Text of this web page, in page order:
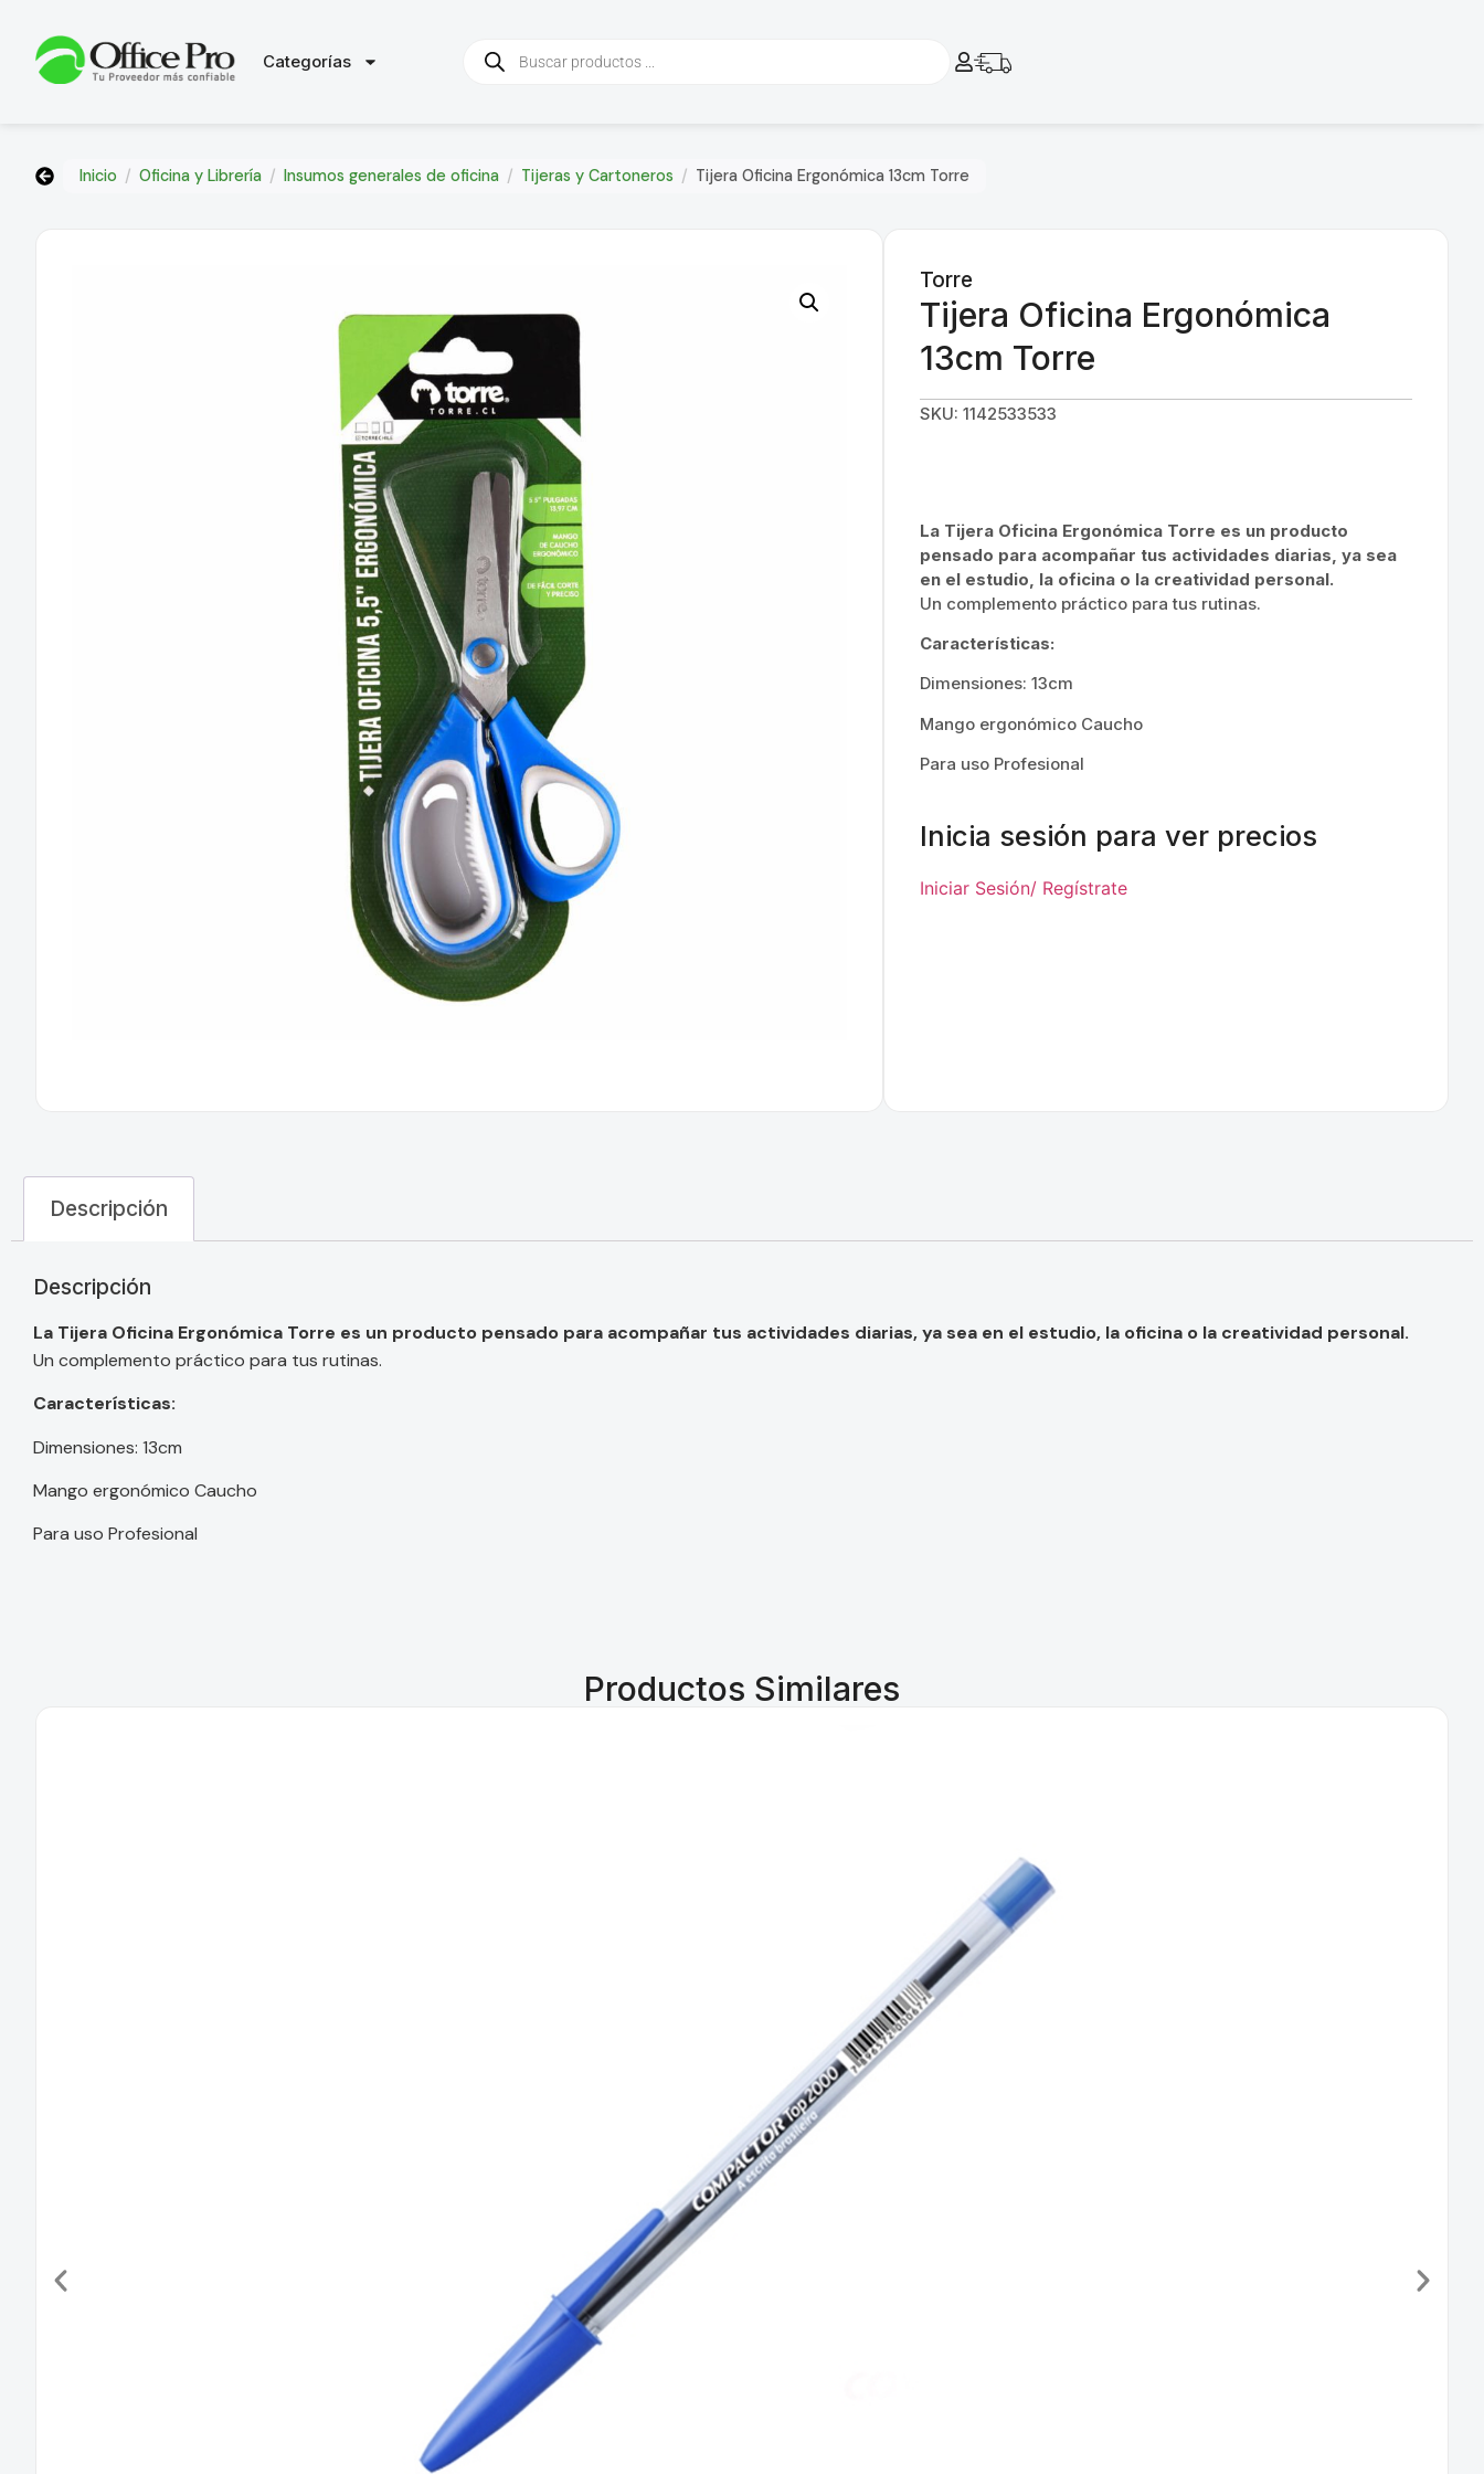
Categorías
Inicio / Oficina y Librería / Insumos generales de oficina / Tijeras y Cartoneros / Tijera Oficina Ergonómica 13cm Torre
Torre
Tijera Oficina Ergonómica
13cm Torre
SKU: 1142533533
La Tijera Oficina Ergonómica Torre es un producto
pensado para acompañar tus actividades diarias, ya sea
en el estudio, la oficina o la creatividad personal.
Un complemento práctico para tus rutinas.
Características:
Dimensiones: 13cm
Mango ergonómico Caucho
Para uso Profesional
Inicia sesión para ver precios
Iniciar Sesión/ Regístrate
Descripción
Descripción
La Tijera Oficina Ergonómica Torre es un producto pensado para acompañar tus actividades diarias, ya sea en el estudio, la oficina o la creatividad personal.
Un complemento práctico para tus rutinas.
Características:
Dimensiones: 13cm
Mango ergonómico Caucho
Para uso Profesional
Productos Similares